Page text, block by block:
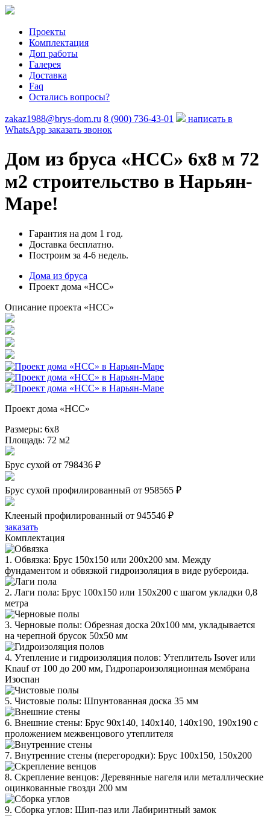
Проекты
Комплектация
Доп работы
Галерея
Доставка
Faq
Остались вопросы?
zakaz1988@brys-dom.ru 8 (900) 736-43-01
написать в
WhatsApp заказать звонок
Дом из бруса «HCC» 6х8 м 72
м2 строительство в Нарьян-
Маре!
Гарантия на дом 1 год.
Доставка бесплатно.
Построим за 4-6 недель.
Дома из бруса
Проект дома «HCC»
Описание проекта «HCC»
Проект дома «HCC»
Размеры: 6х8
Площадь: 72 м2
Брус сухой от 798436 ₽
Брус сухой профилированный от 958565 ₽
Клееный профилированный от 945546 ₽
заказать
Комплектация
1. Обвязка: Брус 150х150 или 200х200 мм. Между
фундаментом и обвязкой гидроизоляция в виде рубероида.
2. Лаги пола: Брус 100х150 или 150х200 с шагом укладки 0,8
метра
3. Черновые полы: Обрезная доска 20х100 мм, укладывается
на черепной брусок 50х50 мм
4. Утепление и гидроизоляция полов: Утеплитель Isover или
Knauf от 100 до 200 мм, Гидропароизоляционная мембрана
Изоспан
5. Чистовые полы: Шпунтованная доска 35 мм
6. Внешние стены: Брус 90х140, 140х140, 140х190, 190х190 с
проложением межвенцового утеплителя
7. Внутренние стены (перегородки): Брус 100х150, 150х200
8. Скрепление венцов: Деревянные нагеля или металлические
оцинкованные гвозди 200 мм
9. Сборка углов: Шип-паз или Лабиринтный замок